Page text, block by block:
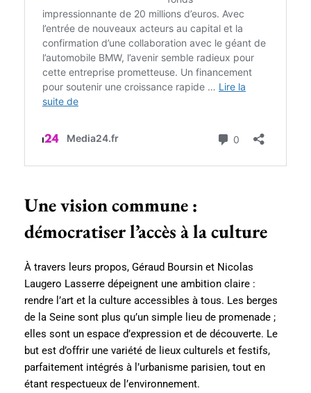
Une vision commune :
démocratiser l’accès à la culture
À travers leurs propos, Géraud Boursin et Nicolas
Laugero Lasserre dépeignent une ambition claire :
rendre l’art et la culture accessibles à tous. Les berges
de la Seine sont plus qu’un simple lieu de promenade ;
elles sont un espace d’expression et de découverte. Le
but est d’offrir une variété de lieux culturels et festifs,
parfaitement intégrés à l’urbanisme parisien, tout en
étant respectueux de l’environnement.